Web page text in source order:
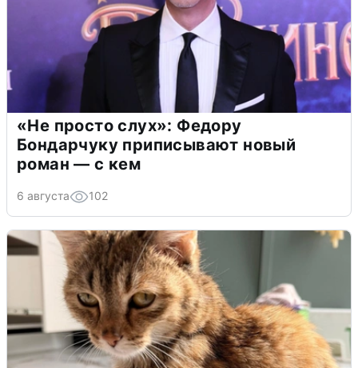
«Не просто слух»: Федору
Бондарчуку приписывают новый
роман — с кем
6 августа 102